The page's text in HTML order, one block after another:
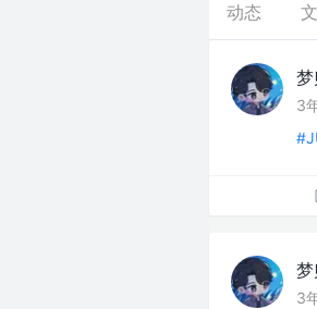
动态
3
3